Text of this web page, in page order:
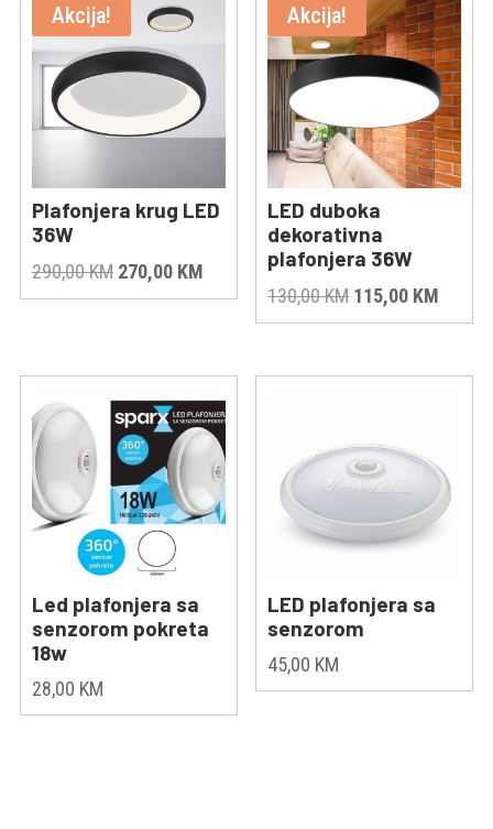
Akcija!
Plafonjera krug LED
36W
290,00KM Original
price
270,00 KMCurrent
price
Akcija!
LED duboka
dekorativna
plafonjera 36W
130,00KM Original
price
130,00 KM.
115,00 KM
price
Led plafonjera sa
senzorom pokreta
18w
28,00 KM
LED plafonjera sa
senzorom
45,00 KM